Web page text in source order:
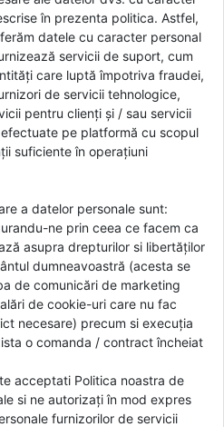
în prezenta politica. Astfel,
datele cu caracter personal
servicii de suport, cum
care luptă împotriva fraudei,
de servicii tehnologice,
pentru clienți și / sau servicii
pe platformă cu scopul
suficiente în operațiuni
a datelor personale sunt:
ne prin ceea ce facem ca
asupra drepturilor si libertăților
dumneavoastră (acesta se
de comunicări de marketing
de cookie-uri care nu fac
necesare) precum si execuția
o comanda / contract încheiat
acceptati Politica noastra de
si ne autorizați în mod expres
furnizorilor de servicii